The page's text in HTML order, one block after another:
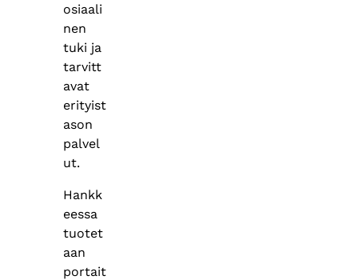
osiaali
nen
tuki ja
tarvitt
avat
erityist
ason
palvel
ut.
Hankk
eessa
tuotet
aan
portait